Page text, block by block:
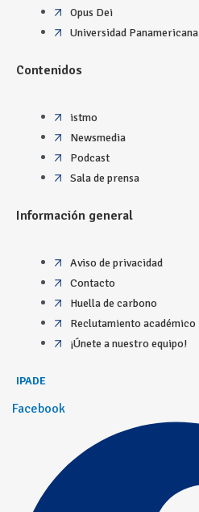
Opus Dei
Universidad Panamericana
Contenidos
istmo
Newsmedia
Podcast
Sala de prensa
Información general
Aviso de privacidad
Contacto
Huella de carbono
Reclutamiento académico
¡Únete a nuestro equipo!
IPADE
Facebook